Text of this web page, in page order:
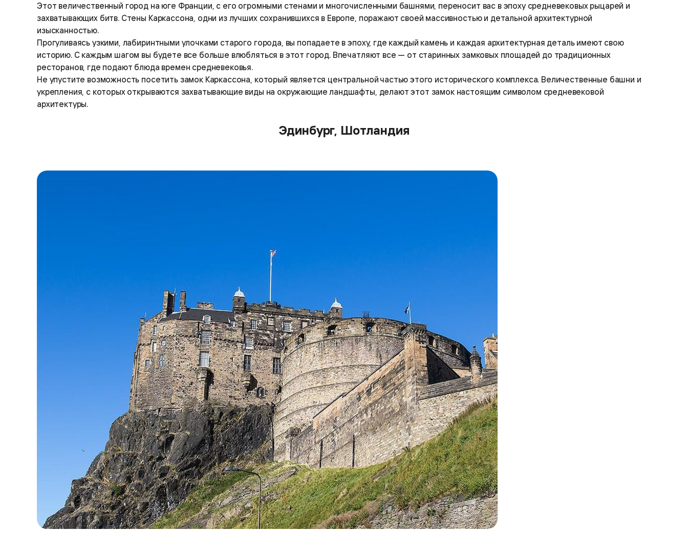
Этот величественный город на юге Франции, с его огромными стенами и многочисленными башнями, переносит вас в эпоху средневековых рыцарей и
захватывающих битв. Стены Каркассона, одни из лучших сохранившихся в Европе, поражают своей массивностью и детальной архитектурной
изысканностью.
Прогуливаясь узкими, лабиринтными улочками старого города, вы попадаете в эпоху, где каждый камень и каждая архитектурная деталь имеют свою
историю. С каждым шагом вы будете все больше влюбляться в этот город. Впечатляют все — от старинных замковых площадей до традиционных
ресторанов, где подают блюда времен средневековья.
Не упустите возможность посетить замок Каркассона, который является центральной частью этого исторического комплекса. Величественные башни и
укрепления, с которых открываются захватывающие виды на окружающие ландшафты, делают этот замок настоящим символом средневековой
архитектуры.
Эдинбург, Шотландия